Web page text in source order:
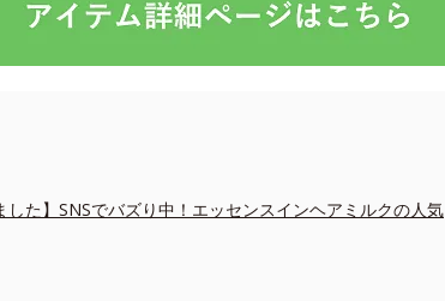
した】SNSでバズり中！エッセンスインヘアミルクの人気